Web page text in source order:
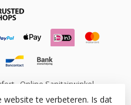
- Online Sanitairwinkel
te verbeteren. Is dat